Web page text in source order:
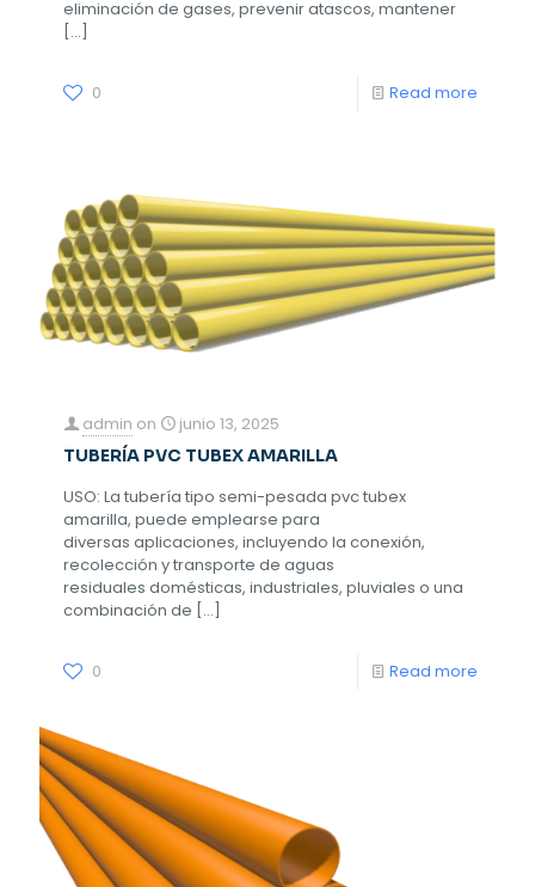
eliminación de gases, prevenir atascos, mantener
[…]
0 Read more
admin on junio 13, 2025
TUBERÍA PVC TUBEX AMARILLA
USO: La tubería tipo semi-pesada pvc tubex
amarilla, puede emplearse para
diversas aplicaciones, incluyendo la conexión,
recolección y transporte de aguas
residuales domésticas, industriales, pluviales o una
combinación de […]
0 Read more